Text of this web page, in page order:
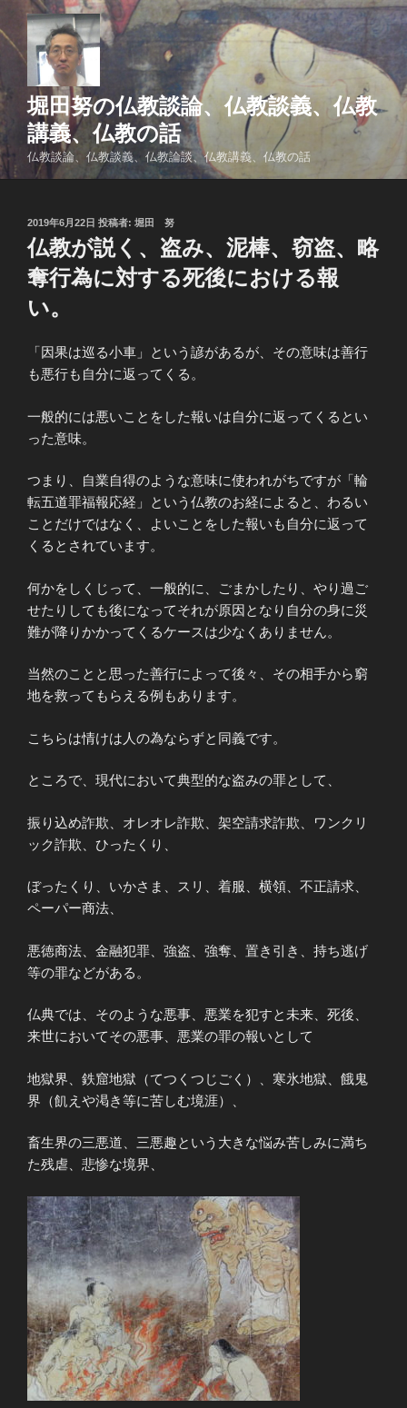
ン
ツ
キ
ッ
堀田努の仏教談論、仏教談義、仏教
講義、仏教の話
仏教談論、仏教談義、仏教論談、仏教講義、仏教の話
投
稿
日:
2019年6月22日 投稿者: 堀田 努
仏教が説く、盗み、泥棒、窃盗、略
奪行為に対する死後における報
い。
「因果は巡る小車」という諺があるが、その意味は善行
も悪行も自分に返ってくる。
一般的には悪いことをした報いは自分に返ってくるとい
った意味。
つまり、自業自得のような意味に使われがちですが「輪
転五道罪福報応経」という仏教のお経によると、わるい
ことだけではなく、よいことをした報いも自分に返って
くるとされています。
何かをしくじって、一般的に、ごまかしたり、やり過ご
せたりしても後になってそれが原因となり自分の身に災
難が降りかかってくるケースは少なくありません。
当然のことと思った善行によって後々、その相手から窮
地を救ってもらえる例もあります。
こちらは情けは人の為ならずと同義です。
ところで、現代において典型的な盗みの罪として、
振り込め詐欺、オレオレ詐欺、架空請求詐欺、ワンクリ
ック詐欺、ひったくり、
ぼったくり、いかさま、スリ、着服、横領、不正請求、
ペーパー商法、
悪徳商法、金融犯罪、強盗、強奪、置き引き、持ち逃げ
等の罪などがある。
仏典では、そのような悪事、悪業を犯すと未来、死後、
来世においてその悪事、悪業の罪の報いとして
地獄界、鉄窟地獄（てつくつじごく）、寒氷地獄、餓鬼
界（飢えや渇き等に苦しむ境涯）、
畜生界の三悪道、三悪趣という大きな悩み苦しみに満ち
た残虐、悲惨な境界、